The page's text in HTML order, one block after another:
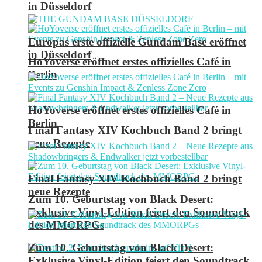
in Düsseldorf
HoYoverse eröffnet erstes offizielles Café in
Berlin
Final Fantasy XIV Kochbuch Band 2 bringt
neue Rezepte
Zum 10. Geburtstag von Black Desert:
Exklusive Vinyl-Edition feiert den Soundtrack
des MMORPGs
Europas erste offizielle Gundam Base eröffnet
in Düsseldorf
HoYoverse eröffnet erstes offizielles Café in
Berlin
Final Fantasy XIV Kochbuch Band 2 bringt
neue Rezepte
Zum 10. Geburtstag von Black Desert: